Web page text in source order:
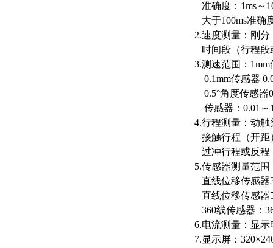
准确度：1ms～
大于100ms准确
2.速度测量：刚
时间段（行程段
3.测速范围：1mm
0.1mm传感器
0.5°角度传感器
传感器：0.01～
4.行程测量：动
接触行程（开距
过冲行程或反程
5.传感器测量范围
直线位移传感器
直线位移传感器
360线传感器：
6.电流测量：显
7.显示屏：